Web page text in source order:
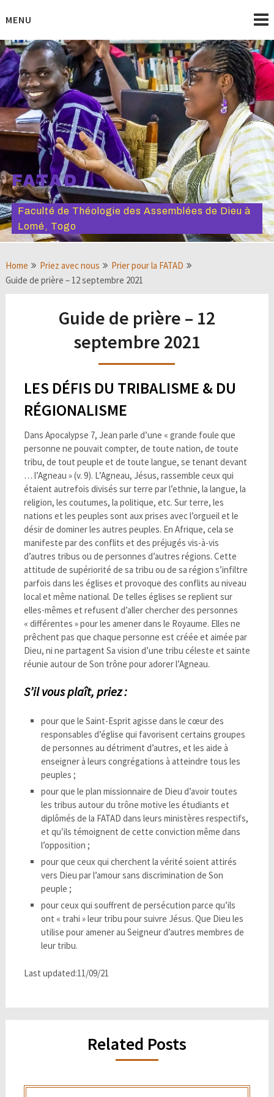
toMENU
FATAD
Faculté de Théologie des Assemblées de Dieu à
Lomé, Togo
Home Priez avec nous
Prier pour la FATAD
Guide de prière – 12 septembre 2021
Guide de prière – 12
septembre 2021
LES DÉFIS DU TRIBALISME & DU
RÉGIONALISME
Dans Apocalypse 7, Jean parle d’une « grande foule que
personne ne pouvait compter, de toute nation, de toute
tribu, de tout peuple et de toute langue, se tenant devant
… l’Agneau » (v. 9). L’Agneau, Jésus, rassemble ceux qui
étaient autrefois divisés sur terre par l’ethnie, la langue, la
religion, les coutumes, la politique, etc. Sur terre, les
nations et les peuples sont aux prises avec l’orgueil et le
désir de dominer les autres peuples. En Afrique, cela se
manifeste par des conflits et des préjugés vis-à-vis
d’autres tribus ou de personnes d’autres régions. Cette
attitude de supériorité de sa tribu ou de sa région s’infiltre
parfois dans les églises et provoque des conflits au niveau
local et même national. De telles églises se replient sur
elles-mêmes et refusent d’aller chercher des personnes
« différentes » pour les amener dans le Royaume. Elles ne
prêchent pas que chaque personne est créée et aimée par
Dieu, ni ne partagent Sa vision d’une tribu céleste et sainte
réunie autour de Son trône pour adorer l’Agneau.
S’il vous plaît, priez :
pour que le Saint-Esprit agisse dans le cœur des
responsables d’église qui favorisent certains groupes
de personnes au détriment d’autres, et les aide à
enseigner à leurs congrégations à atteindre tous les
peuples ;
pour que le plan missionnaire de Dieu d’avoir toutes
les tribus autour du trône motive les étudiants et
diplômés de la FATAD dans leurs ministères respectifs,
et qu’ils témoignent de cette conviction même dans
l’opposition ;
pour que ceux qui cherchent la vérité soient attirés
vers Dieu par l’amour sans discrimination de Son
peuple ;
pour ceux qui souffrent de persécution parce qu’ils
ont « trahi » leur tribu pour suivre Jésus. Que Dieu les
utilise pour amener au Seigneur d’autres membres de
leur tribu.
Last updated:11/09/21
Related Posts